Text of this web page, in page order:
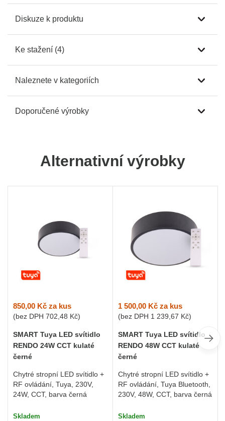
Diskuze k produktu
Ke stažení (4)
Naleznete v kategoriích
Doporučené výrobky
Alternativní výrobky
850,00 Kč za kus
(bez DPH 702,48 Kč)
SMART Tuya LED svítidlo
RENDO 24W CCT kulaté
černé
Chytré stropní LED svítidlo +
RF ovládání, Tuya, 230V,
24W, CCT, barva černá
Skladem
1 500,00 Kč za kus
(bez DPH 1 239,67 Kč)
SMART Tuya LED svítidlo
RENDO 48W CCT kulaté
černé
Chytré stropní LED svítidlo +
RF ovládání, Tuya Bluetooth,
230V, 48W, CCT, barva černá
Skladem